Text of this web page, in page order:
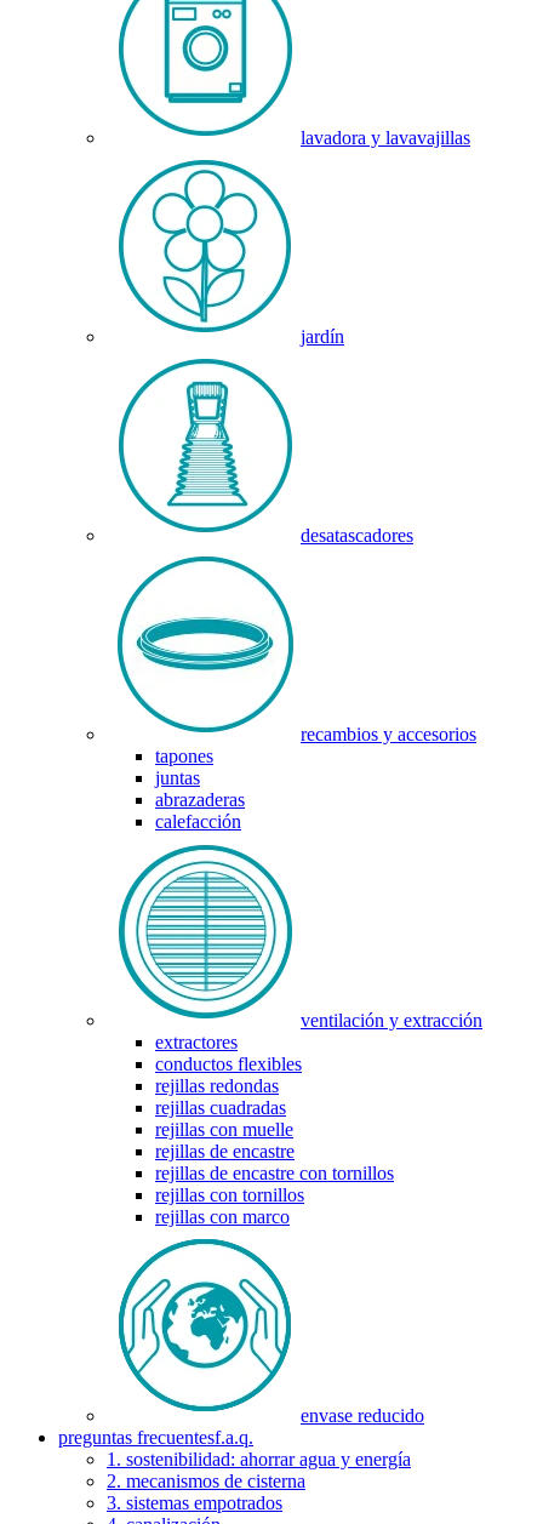
lavadora y lavavajillas
jardín
desatascadores
recambios y accesorios
tapones
juntas
abrazaderas
calefacción
ventilación y extracción
extractores
conductos flexibles
rejillas redondas
rejillas cuadradas
rejillas con muelle
rejillas de encastre
rejillas de encastre con tornillos
rejillas con tornillos
rejillas con marco
envase reducido
preguntas frecuentesf.a.q.
1. sostenibilidad: ahorrar agua y energía
2. mecanismos de cisterna
3. sistemas empotrados